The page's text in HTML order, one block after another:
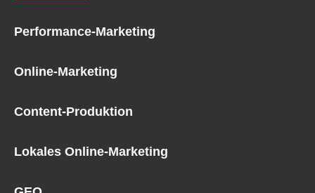
Performance-Marketing
Online-Marketing
Content-Produktion
Lokales Online-Marketing